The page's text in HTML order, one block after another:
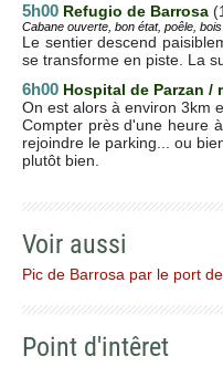
5h00 Refugio de Barrosa
Cabane ouverte, bon état, poêle,
Le sentier descend
se transforme en piste. La
6h00 Hospital de Parzan /
On est alors à environ 3km
Compter près d'une heure
rejoindre le parking... ou
plutôt bien.
Voir aussi
Pic de Barrosa par le port
Point d'intêret